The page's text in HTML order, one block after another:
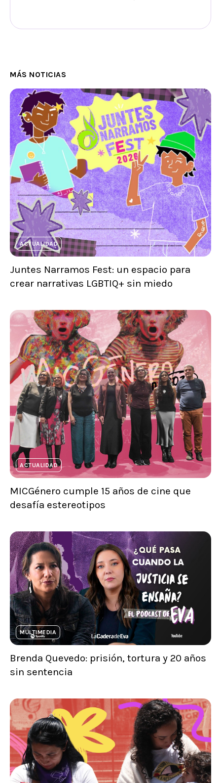
MÁS NOTICIAS
ACTUALIDAD
Juntes Narramos Fest: un espacio para
crear narrativas LGBTIQ+ sin miedo
ACTUALIDAD
MICGénero cumple 15 años de cine que
desafía estereotipos
MULTIMEDIA
Brenda Quevedo: prisión, tortura y 20 años
sin sentencia